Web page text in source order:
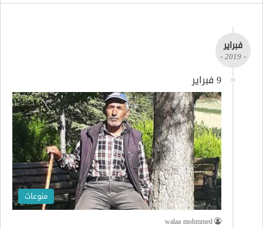
فبراير
- 2019 -
9 فبراير
منوعات
walaa mohmmed